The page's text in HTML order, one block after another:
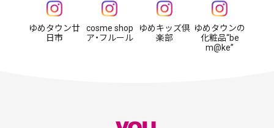
ゆめタウン廿
日市
cosme shop
ア・フルール
ゆめキッズ倶
楽部
ゆめタウンの
化粧品“be
m@ke”